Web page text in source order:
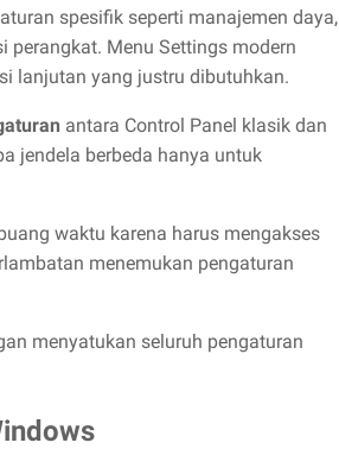
spesifik seperti manajemen daya,
Menu Settings modern
lanjutan yang justru dibutuhkan.
antara Control Panel klasik dan
jendela berbeda hanya untuk
waktu karena harus mengakses
menemukan pengaturan
menyatukan seluruh pengaturan